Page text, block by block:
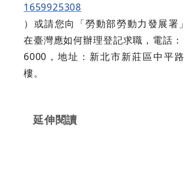
1659925308
）或請您向「勞動部勞動力發展署
在臺灣應如何辦理登記求職，電話
6000，地址：新北市新莊區中平
樓。
延伸閱讀